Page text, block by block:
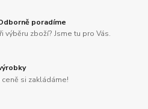
poradíme
zboží? Jsme tu pro Vás.
si zakládáme!